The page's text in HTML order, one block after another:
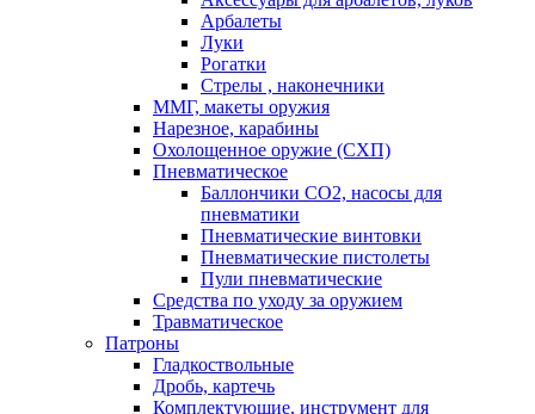
Арбалеты
Луки
Рогатки
Стрелы , наконечники
ММГ, макеты оружия
Нарезное, карабины
Охолощенное оружие (СХП)
Пневматическое
Баллончики СО2, насосы для
пневматики
Пневматические винтовки
Пневматические пистолеты
Пули пневматические
Средства по уходу за оружием
Травматическое
Патроны
Гладкоствольные
Дробь, картечь
Комплектующие, инструмент для